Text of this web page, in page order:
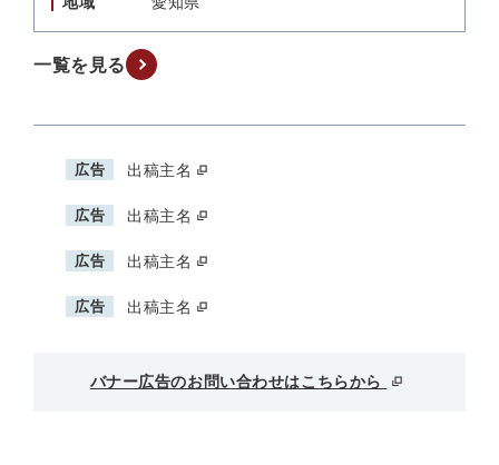
一覧を見る
広告 出稿主名
広告 出稿主名
広告 出稿主名
広告 出稿主名
バナー広告のお問い合わせはこちらから